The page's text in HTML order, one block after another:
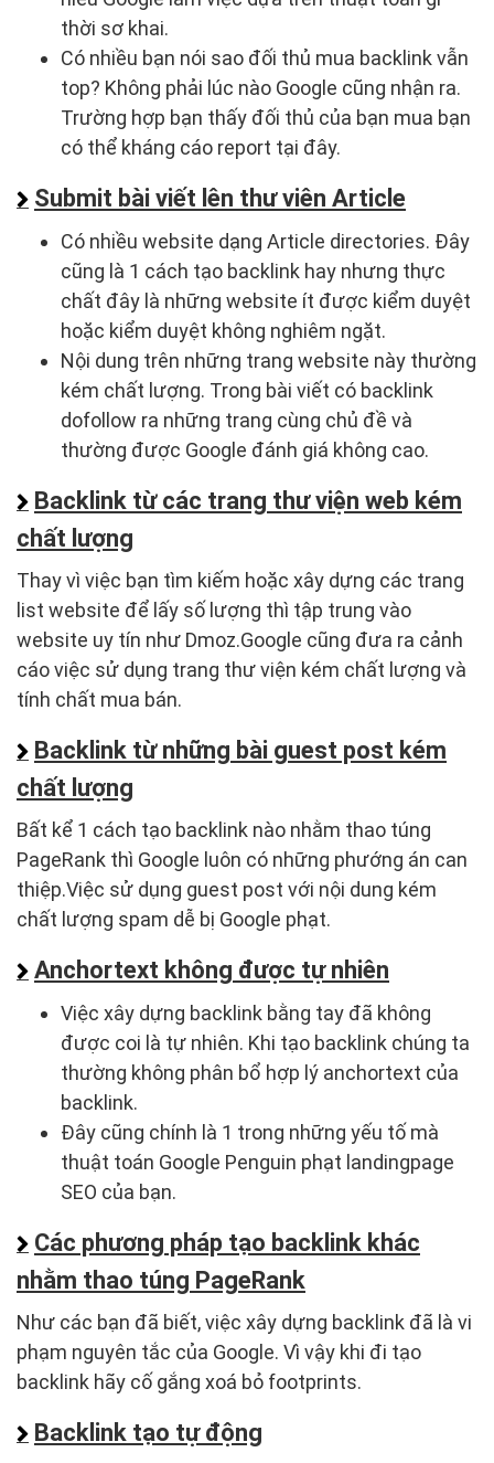
thời sơ khai.
Có nhiều bạn nói sao đối thủ mua backlink vẫn
top? Không phải lúc nào Google cũng nhận ra.
Trường hợp bạn thấy đối thủ của bạn mua bạn
có thể kháng cáo report tại đây.
Submit bài viết lên thư viên Article
Có nhiều website dạng Article directories. Đây
cũng là 1 cách tạo backlink hay nhưng thực
chất đây là những website ít được kiểm duyệt
hoặc kiểm duyệt không nghiêm ngặt.
Nội dung trên những trang website này thường
kém chất lượng. Trong bài viết có backlink
dofollow ra những trang cùng chủ đề và
thường được Google đánh giá không cao.
Backlink từ các trang thư viện web kém
chất lượng
Thay vì việc bạn tìm kiếm hoặc xây dựng các trang
list website để lấy số lượng thì tập trung vào
website uy tín như Dmoz.Google cũng đưa ra cảnh
cáo việc sử dụng trang thư viện kém chất lượng và
tính chất mua bán.
Backlink từ những bài guest post kém
chất lượng
Bất kể 1 cách tạo backlink nào nhằm thao túng
PageRank thì Google luôn có những phướng án can
thiệp.Việc sử dụng guest post với nội dung kém
chất lượng spam dễ bị Google phạt.
Anchortext không được tự nhiên
Việc xây dựng backlink bằng tay đã không
được coi là tự nhiên. Khi tạo backlink chúng ta
thường không phân bổ hợp lý anchortext của
backlink.
Đây cũng chính là 1 trong những yếu tố mà
thuật toán Google Penguin phạt landingpage
SEO của bạn.
Các phương pháp tạo backlink khác
nhằm thao túng PageRank
Như các bạn đã biết, việc xây dựng backlink đã là vi
phạm nguyên tắc của Google. Vì vậy khi đi tạo
backlink hãy cố gắng xoá bỏ footprints.
Backlink tạo tự động